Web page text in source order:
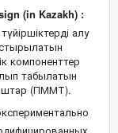
(in Kazakh) :
алу
компоненттер
табылатын
(ПММТ).